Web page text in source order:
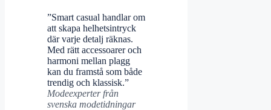
”Smart casual handlar om
att skapa helhetsintryck
där varje detalj räknas.
Med rätt accessoarer och
harmoni mellan plagg
kan du framstå som både
trendig och klassisk.”
Modeexperter från
svenska modetidningar